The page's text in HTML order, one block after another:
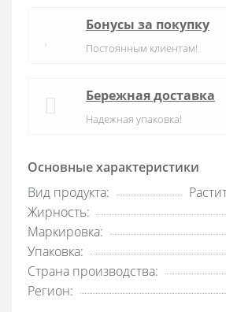
Основные характеристики
Вид продукта:
Жирность:
Маркировка:
Упаковка:
Страна производства:
Регион:
Бонусы за покупку
Постоянным клиентам!
Бережная доставка
Надежная упаковка!